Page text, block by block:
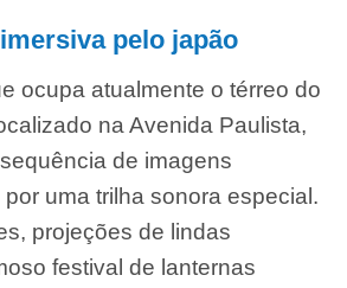
pelo japão
ocupa atualmente o térreo do
na Avenida Paulista,
de imagens
uma trilha sonora especial.
projeções de lindas
festival de lanternas